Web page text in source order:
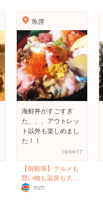
魚啓
海鮮丼がすごすぎ
た、、、アウトレッ
ト以外も楽しめまし
た！！
16/04/17
【御殿場】グルメも
買い物も温泉も大...
mzh